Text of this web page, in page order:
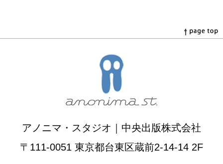
アノニマ・スタジオ｜中央出版株式会社
〒111-0051 東京都台東区蔵前2-14-14 2F